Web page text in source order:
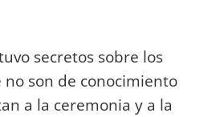
secretos sobre los
no son de conocimiento
a la ceremonia y a la